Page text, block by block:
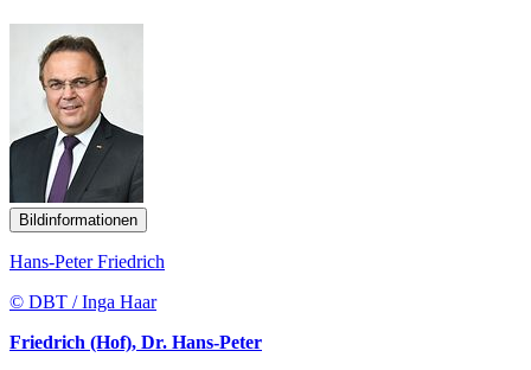
Bildinformationen
Hans-Peter Friedrich
© DBT / Inga Haar
Friedrich (Hof), Dr. Hans-Peter